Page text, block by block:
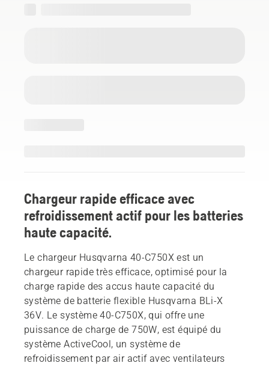
Chargeur rapide efficace avec
refroidissement actif pour les batteries
haute capacité.
Le chargeur Husqvarna 40-C750X est un
chargeur rapide très efficace, optimisé pour la
charge rapide des accus haute capacité du
système de batterie flexible Husqvarna BLi-X
36V. Le système 40-C750X, qui offre une
puissance de charge de 750W, est équipé du
système ActiveCool, un système de
refroidissement par air actif avec ventilateurs